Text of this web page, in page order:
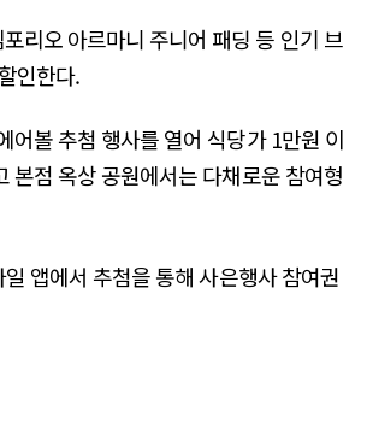
리오 아르마니 주니어 패딩 등 인기 브
인한다.
어볼 추첨 행사를 열어 식당가 1만원 이
본점 옥상 공원에서는 다채로운 참여형
앱에서 추첨을 통해 사은행사 참여권